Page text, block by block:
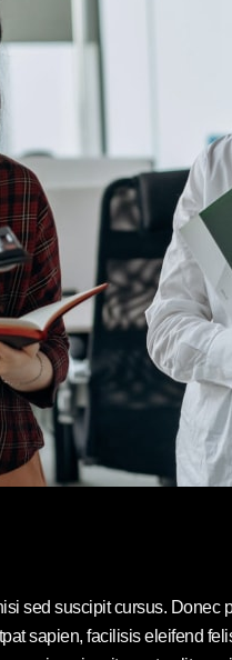
sed suscipit cursus.
sapien, facilisis eleifend